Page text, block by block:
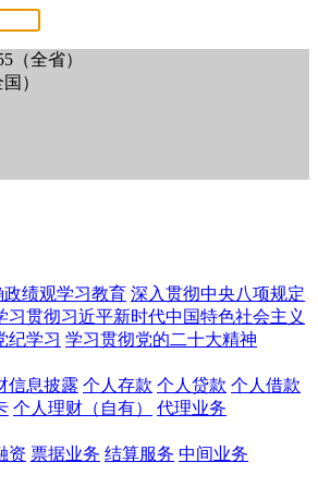
（全省）
）
绩观学习教育 深入贯彻中央八项规定
习贯彻习近平新时代中国特色社会主义
纪学习 学习贯彻党的二十大精神
信息披露 个人存款 个人贷款 个人借款
个人理财（自有）
代理业务
资 票据业务 结算服务 中间业务